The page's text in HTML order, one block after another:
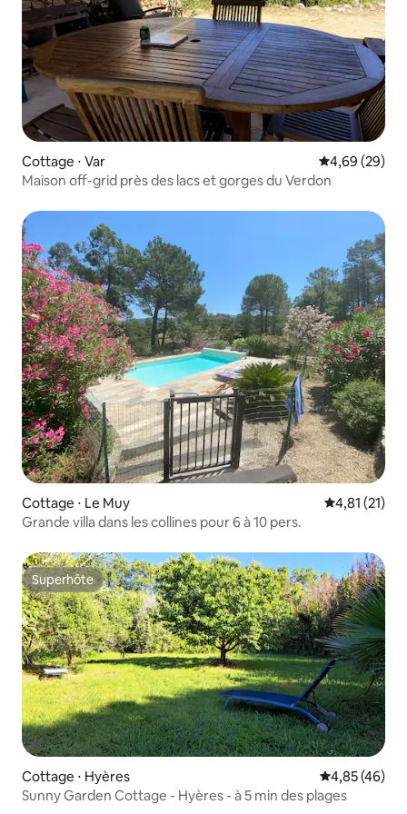
Cottage ⋅ Var Évaluation
4,69 (29)
Maison off-grid près des lacs et gorges du Verdon
Cottage ⋅ Le Muy Évaluation
4,81 (21)
Grande villa dans les collines pour 6 à 10 pers.
Superhôte
Superhôte
Cottage ⋅ Hyères Évaluation
4,85 (46)
Sunny Garden Cottage - Hyères - à 5 min des plages